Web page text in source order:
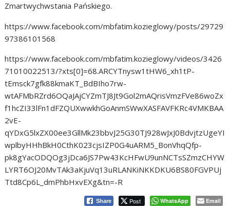
Zmartwychwstania Pańskiego.
https://www.facebook.com/mbfatim.kozieglowy/posts/29729
97386101568
https://www.facebook.com/mbfatim.kozieglowy/videos/3426
71010022513/?xts[0]=68.ARCYTnysw1tHW6_xh1tP-
tEmsck7gfk88kmaKT_BdBIho7rw-
wtAFMbRZrd6OQaJAjCYZmTJ8Jt9Gol2mAQrisVmzFVe86woZx
f1hcZI33lFn1dFZQUXwwkhGoAnmSWwXASFAVFKRc4VMKBAA
2vE-
qYDxG5lxZX00ee3GllMk23bbvJ25G30TJ928wJxJ0BdvjtzUgeYI
wplbyHHhBkH0CthK023cjsIZP0G4uARM5_BonVhqQfp-
pk8gYacODQOg3jDca6JS7Pw43KcHFwU9unNCTsSZmzCHYW
LYRT6OJ20MvTAk3aKjuVq13uRLANKiNKKDKU6BS80FGVPUj
Ttd8Cp6L_dmPhbHxvEXg&tn=-R
Share Post WhatsApp Email